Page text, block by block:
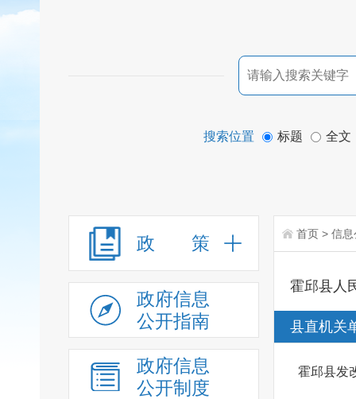
搜索位置 标题 全文
政 策
政府信息
公开指南
政府信息
公开制度
首页 > 信息
霍邱县人
县直机关
霍邱县发